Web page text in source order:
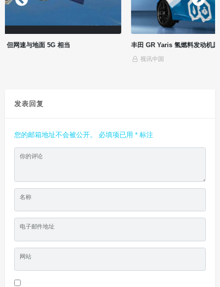
丰田 GR Yaris 氢燃料发动机原型车官图公布，可直接烧氢气
发表回复
您的邮箱地址不会被公开。 必填项已用* 标注
你的评论
名称
电子邮件地址
网站